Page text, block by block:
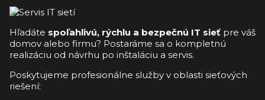
Hľadáte spoľahlivú, rýchlu a bezpečnú IT sieť pre váš
domov alebo firmu? Postaráme sa o kompletnú
realizáciu od návrhu po inštaláciu a servis.
Poskytujeme profesionálne služby v oblasti sieťových
riešení: